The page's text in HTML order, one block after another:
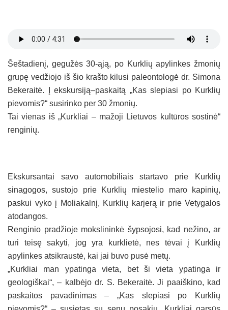
Šeštadienį, gegužės 30-ąją, po Kurklių apylinkes žmonių
grupę vedžiojo iš šio krašto kilusi paleontologė dr. Simona
Bekeraitė. Į ekskursiją–paskaitą „Kas slepiasi po Kurklių
pievomis?“ susirinko per 30 žmonių.
Tai vienas iš „Kurkliai – mažoji Lietuvos kultūros sostinė“
renginių.
Ekskursantai savo automobiliais startavo prie Kurklių
sinagogos, sustojo prie Kurklių miestelio maro kapinių,
paskui vyko į Moliakalnį, Kurklių karjerą ir prie Vetygalos
atodangos.
Renginio pradžioje mokslininkė šypsojosi, kad nežino, ar
turi teisę sakyti, jog yra kurklietė, nes tėvai į Kurklių
apylinkes atsikraustė, kai jai buvo pusė metų.
„Kurkliai man ypatinga vieta, bet ši vieta ypatinga ir
geologiškai“, – kalbėjo dr. S. Bekeraitė. Ji paaiškino, kad
paskaitos pavadinimas – „Kas slepiasi po Kurklių